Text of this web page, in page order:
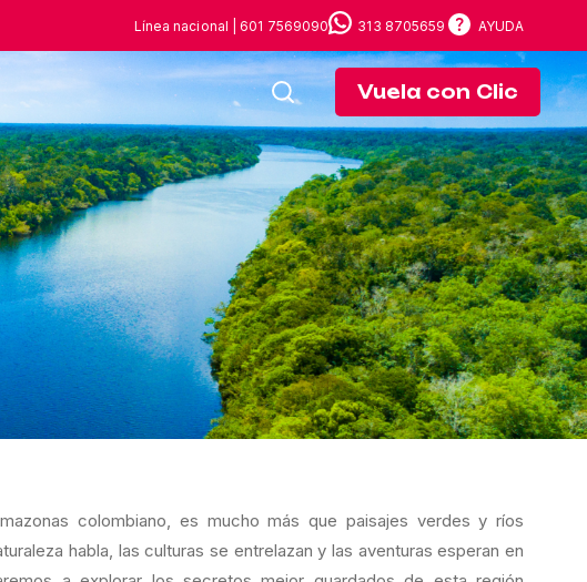
Línea nacional | 601 7569090 313 8705659 AYUDA
Vuela con Clic
colombiano, es mucho más que paisajes verdes y ríos
habla, las culturas se entrelazan y las aventuras esperan en